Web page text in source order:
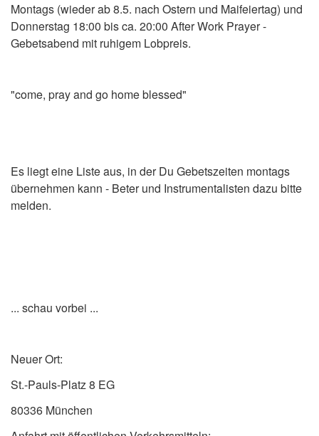
Montags (wieder ab 8.5. nach Ostern und Maifeiertag) und
Donnerstag 18:00 bis ca. 20:00 After Work Prayer -
Gebetsabend mit ruhigem Lobpreis.
"come, pray and go home blessed"
Es liegt eine Liste aus, in der Du Gebetszeiten montags
übernehmen kann - Beter und Instrumentalisten dazu bitte
melden.
... schau vorbei ...
Neuer Ort:
St.-Pauls-Platz 8 EG
80336 München